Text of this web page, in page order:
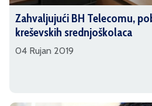
Zahvaljujući BH Telecomu,
kreševskih srednjoškolaca
04 Rujan 2019